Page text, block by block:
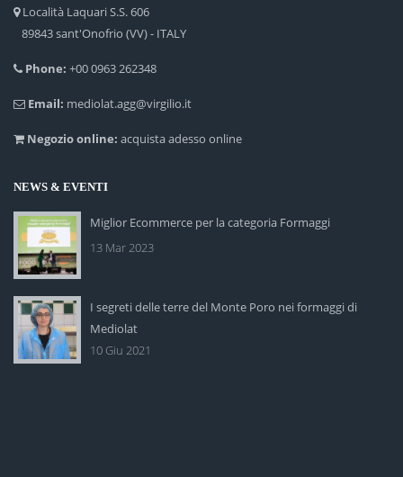
Località Laquari S.S. 606
89843 sant'Onofrio (VV) - ITALY
Phone: +00 0963 262348
Email: mediolat.agg@virgilio.it
Negozio online: acquista adesso online
NEWS & EVENTI
Miglior Ecommerce per la categoria Formaggi
13 Mar 2023
I segreti delle terre del Monte Poro nei formaggi di
Mediolat
10 Giu 2021